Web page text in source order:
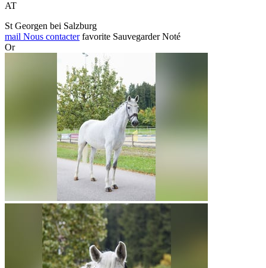
AT
St Georgen bei Salzburg
mail Nous contacter favorite Sauvegarder Noté
Or